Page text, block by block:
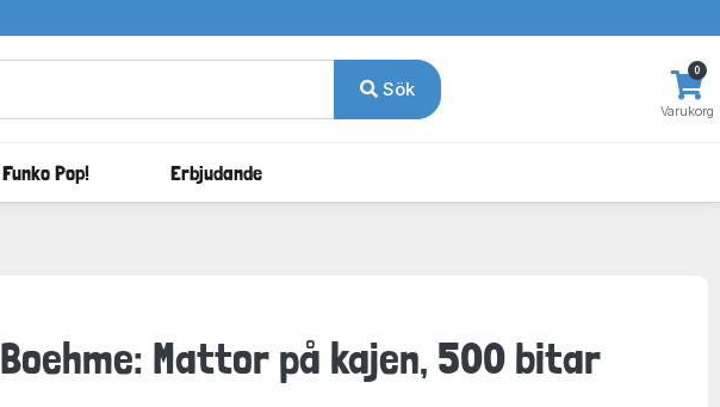
Sök
Varukorg
0
Funko Pop! Erbjudande
Boehme: Mattor på kajen, 500 bitar